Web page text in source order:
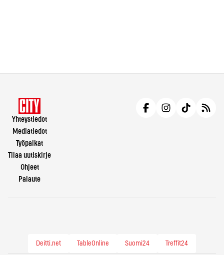
Yhteystiedot
Mediatiedot
Työpaikat
Tilaa uutiskirje
Ohjeet
Palaute
Deitti.net TableOnline Suomi24 Treffit24